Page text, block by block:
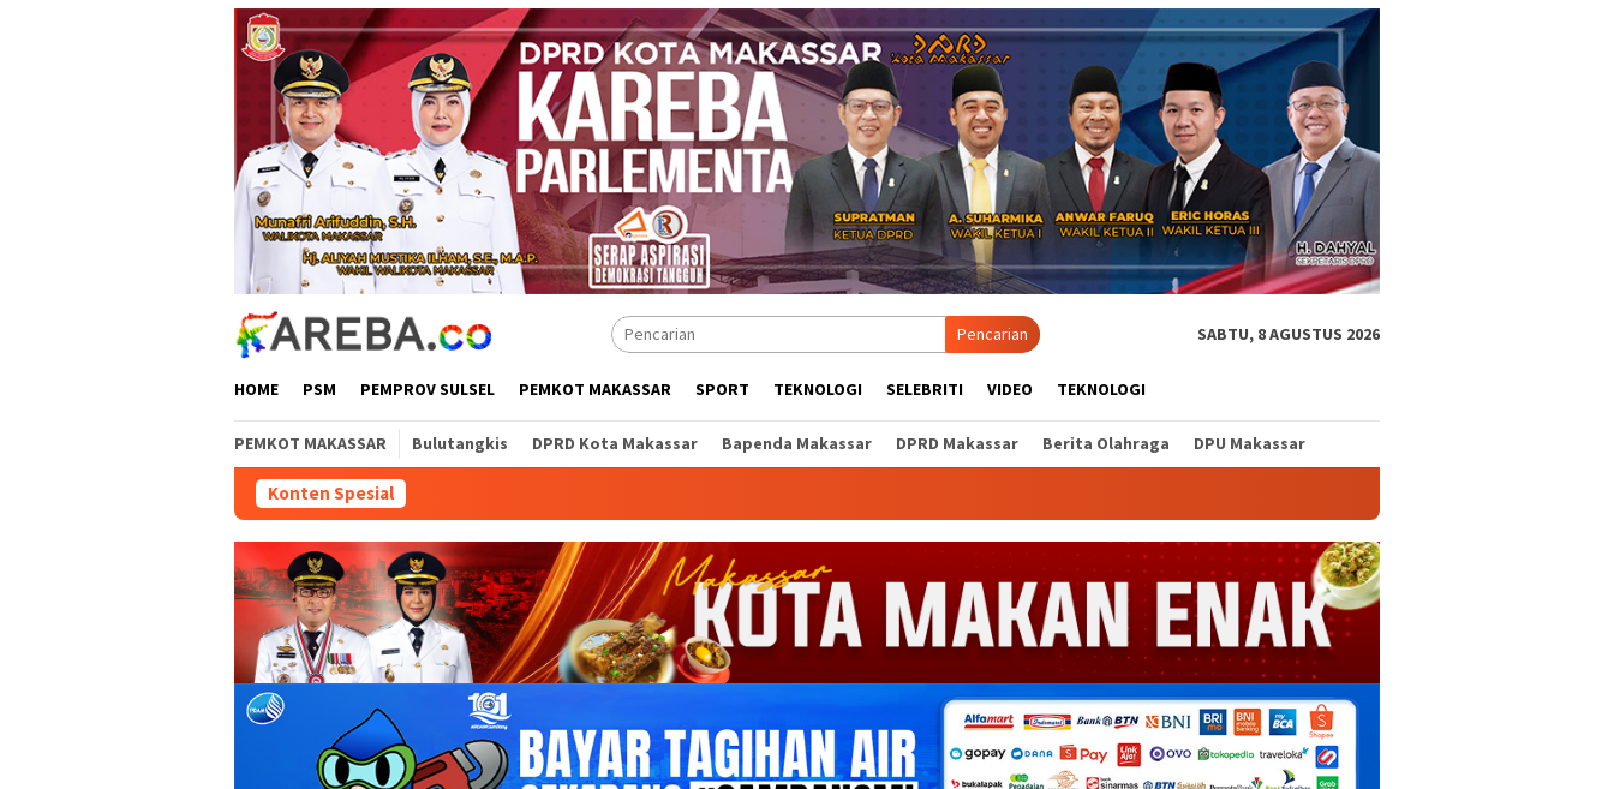
Pencarian SABTU, 8 AGUSTUS 2026
HOME PSM PEMPROV SULSEL PEMKOT MAKASSAR SPORT TEKNOLOGI SELEBRITI VIDEO TEKNOLOGI
PEMKOT MAKASSAR Bulutangkis DPRD Kota Makassar Bapenda Makassar DPRD Makassar Berita Olahraga DPU Makassar
Konten Spesial